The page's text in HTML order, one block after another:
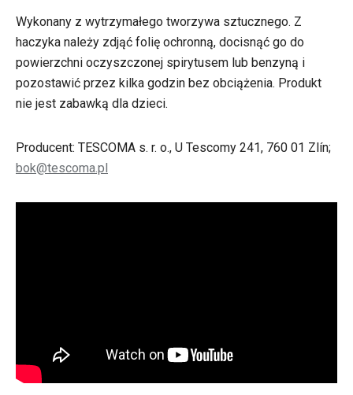
Wykonany z wytrzymałego tworzywa sztucznego. Z
haczyka należy zdjąć folię ochronną, docisnąć go do
powierzchni oczyszczonej spirytusem lub benzyną i
pozostawić przez kilka godzin bez obciążenia. Produkt
nie jest zabawką dla dzieci.
Producent: TESCOMA s. r. o., U Tescomy 241, 760 01 Zlín;
bok@tescoma.pl